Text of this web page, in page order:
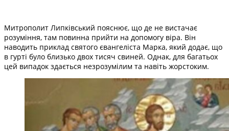
Митрополит Липківський пояснює, що де не вистачає
розуміння, там повинна прийти на допомогу віра. Він
наводить приклад святого євангеліста Марка, який додає, що
в гурті було близько двох тисяч свиней. Однак, для багатьох
цей випадок здається незрозумілим та навіть жорстоким.